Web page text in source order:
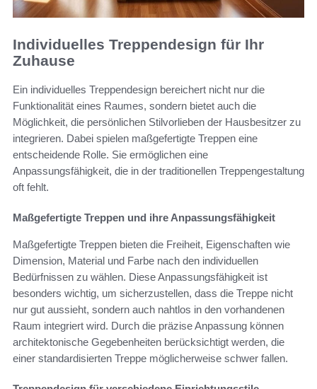
Individuelles Treppendesign für Ihr
Zuhause
Ein individuelles Treppendesign bereichert nicht nur die
Funktionalität eines Raumes, sondern bietet auch die
Möglichkeit, die persönlichen Stilvorlieben der Hausbesitzer zu
integrieren. Dabei spielen maßgefertigte Treppen eine
entscheidende Rolle. Sie ermöglichen eine
Anpassungsfähigkeit, die in der traditionellen Treppengestaltung
oft fehlt.
Maßgefertigte Treppen und ihre Anpassungsfähigkeit
Maßgefertigte Treppen bieten die Freiheit, Eigenschaften wie
Dimension, Material und Farbe nach den individuellen
Bedürfnissen zu wählen. Diese Anpassungsfähigkeit ist
besonders wichtig, um sicherzustellen, dass die Treppe nicht
nur gut aussieht, sondern auch nahtlos in den vorhandenen
Raum integriert wird. Durch die präzise Anpassung können
architektonische Gegebenheiten berücksichtigt werden, die
einer standardisierten Treppe möglicherweise schwer fallen.